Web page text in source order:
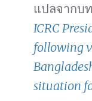
แปลจากบ
ICRC
following
situation